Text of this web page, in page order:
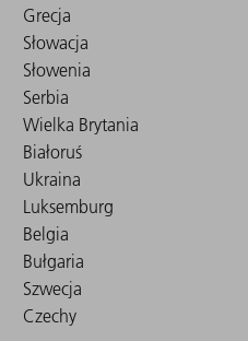
Grecja
Słowacja
Słowenia
Serbia
Wielka Brytania
Białoruś
Ukraina
Luksemburg
Belgia
Bułgaria
Szwecja
Czechy